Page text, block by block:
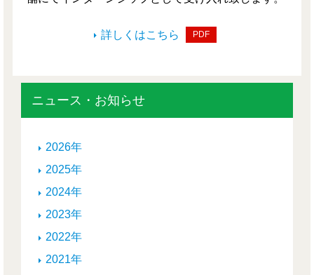
詳しくはこちら PDF
ニュース・お知らせ
2026年
2025年
2024年
2023年
2022年
2021年